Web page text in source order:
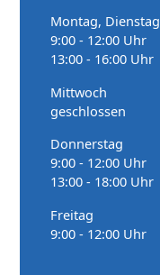
Montag, Dienstag
9:00 - 12:00 Uhr
13:00 - 16:00 Uhr
Mittwoch
geschlossen
Donnerstag
9:00 - 12:00 Uhr
13:00 - 18:00 Uhr
Freitag
9:00 - 12:00 Uhr